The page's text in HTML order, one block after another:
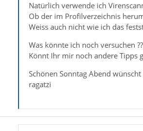
Natürlich verwende ich
Ob der im Profilverzeichnis
Weiss auch nicht wie ich das
Was könnte ich noch versuchen
Könnt Ihr mir noch andere Tipps
Schönen Sonntag Abend wünscht
ragatzi